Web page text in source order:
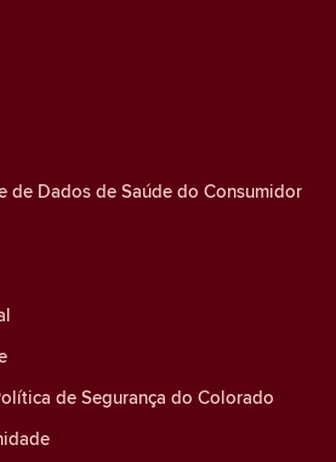
de Dados de Saúde do Consumidor
de Segurança do Colorado